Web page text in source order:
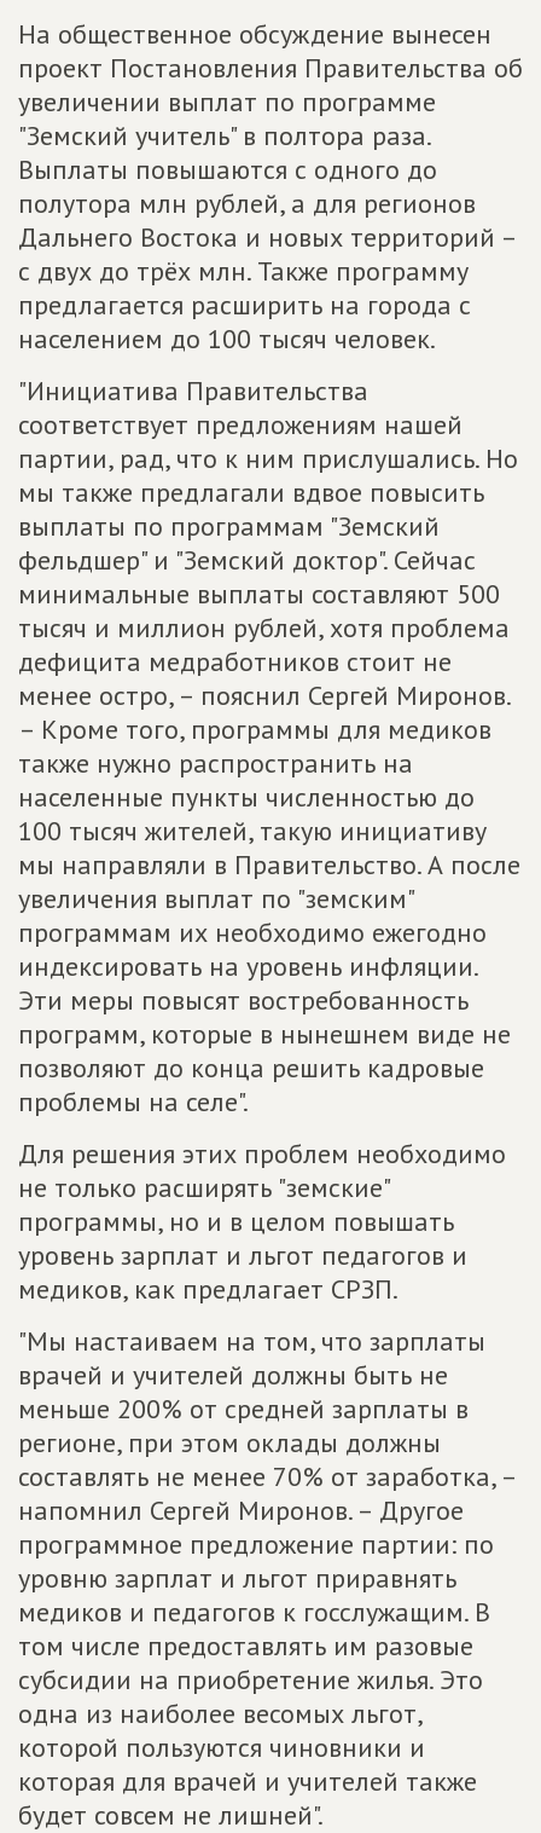
На общественное обсуждение вынесен
проект Постановления Правительства об
увеличении выплат по программе
"Земский учитель" в полтора раза.
Выплаты повышаются с одного до
полутора млн рублей, а для регионов
Дальнего Востока и новых территорий –
с двух до трёх млн. Также программу
предлагается расширить на города с
населением до 100 тысяч человек.
"Инициатива Правительства
соответствует предложениям нашей
партии, рад, что к ним прислушались. Но
мы также предлагали вдвое повысить
выплаты по программам "Земский
фельдшер" и "Земский доктор". Сейчас
минимальные выплаты составляют 500
тысяч и миллион рублей, хотя проблема
дефицита медработников стоит не
менее остро, – пояснил Сергей Миронов.
– Кроме того, программы для медиков
также нужно распространить на
населенные пункты численностью до
100 тысяч жителей, такую инициативу
мы направляли в Правительство. А после
увеличения выплат по "земским"
программам их необходимо ежегодно
индексировать на уровень инфляции.
Эти меры повысят востребованность
программ, которые в нынешнем виде не
позволяют до конца решить кадровые
проблемы на селе".
Для решения этих проблем необходимо
не только расширять "земские"
программы, но и в целом повышать
уровень зарплат и льгот педагогов и
медиков, как предлагает СРЗП.
"Мы настаиваем на том, что зарплаты
врачей и учителей должны быть не
меньше 200% от средней зарплаты в
регионе, при этом оклады должны
составлять не менее 70% от заработка, –
напомнил Сергей Миронов. – Другое
программное предложение партии: по
уровню зарплат и льгот приравнять
медиков и педагогов к госслужащим. В
том числе предоставлять им разовые
субсидии на приобретение жилья. Это
одна из наиболее весомых льгот,
которой пользуются чиновники и
которая для врачей и учителей также
будет совсем не лишней".